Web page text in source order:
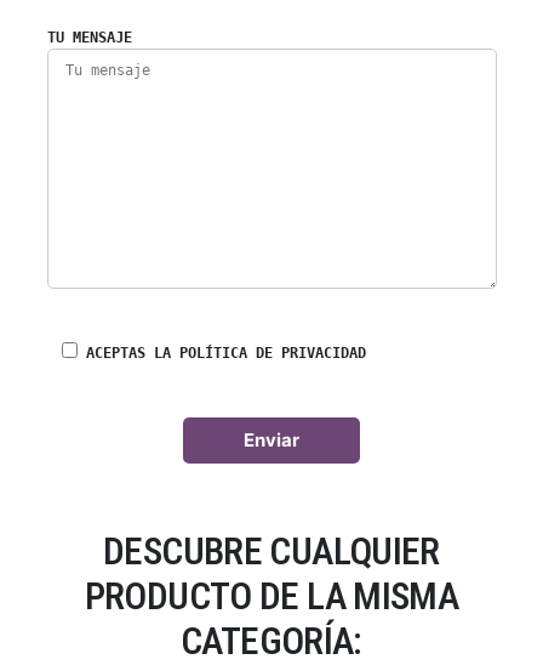
TU MENSAJE
ACEPTAS LA POLÍTICA DE PRIVACIDAD
DESCUBRE CUALQUIER
PRODUCTO DE LA MISMA
CATEGORÍA: